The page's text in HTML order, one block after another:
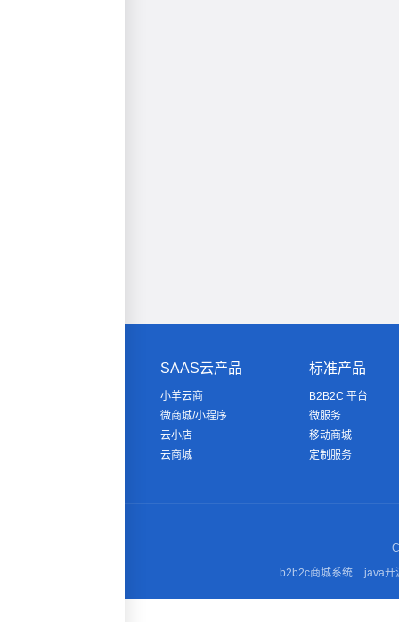
SAAS云产品
小羊云商
微商城/小程序
云小店
云商城
标准产品
B2B2C 平台
微服务
移动商城
定制服务
b2b2c商城系统
java开